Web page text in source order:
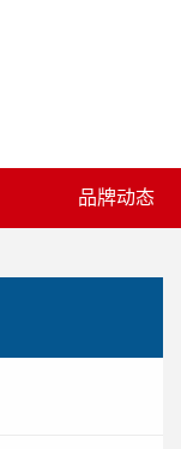
品牌动态